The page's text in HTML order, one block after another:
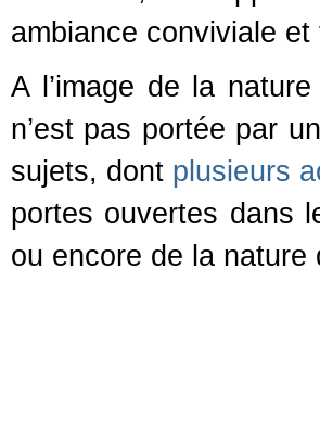
ambiance conviviale et
A l’image de la
n’est pas portée par
sujets, dont plusieurs
portes ouvertes dans
ou encore de la